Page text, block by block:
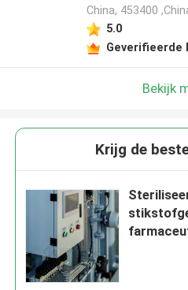
China, 453400
5.0
Geverifieerde
Bekijk
Krijg de